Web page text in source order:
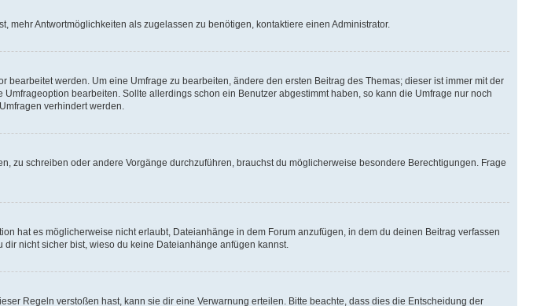
mehr Antwortmöglichkeiten als zugelassen zu benötigen, kontaktiere einen Administrator.
werden. Um eine Umfrage zu bearbeiten, ändere den ersten Beitrag des Themas; dieser ist immer mit der
bearbeiten. Sollte allerdings schon ein Benutzer abgestimmt haben, so kann die Umfrage nur noch
verhindert werden.
zu schreiben oder andere Vorgänge durchzuführen, brauchst du möglicherweise besondere Berechtigungen. Frage
hat es möglicherweise nicht erlaubt, Dateianhänge in dem Forum anzufügen, in dem du deinen Beitrag verfassen
nicht sicher bist, wieso du keine Dateianhänge anfügen kannst.
Regeln verstoßen hast, kann sie dir eine Verwarnung erteilen. Bitte beachte, dass dies die Entscheidung der